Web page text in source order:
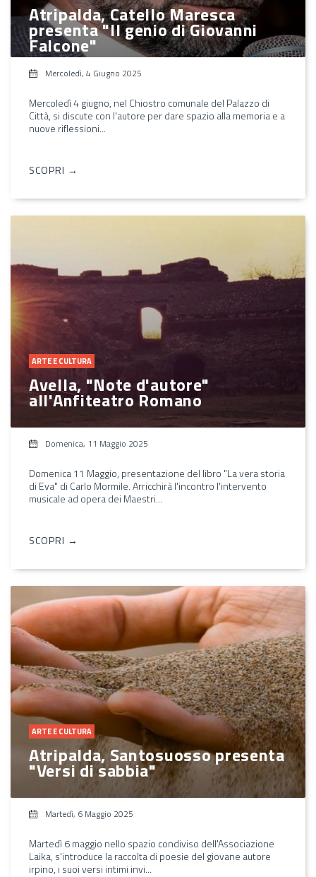
Atripalda, Catello Maresca
presenta "Il genio di Giovanni
Falcone"
Mercoledì, 4 Giugno 2025
Mercoledì 4 giugno, nel Chiostro comunale del Palazzo di
Città, si discute con l'autore per dare spazio alla memoria e a
nuove riflessioni...
SCOPRI →
ARTE E CULTURA
Avella, "Note d'autore"
all'Anfiteatro Romano
Domenica, 11 Maggio 2025
Domenica 11 Maggio, presentazione del libro "La vera storia
di Eva" di Carlo Mormile. Arricchirà l'incontro l'intervento
musicale ad opera dei Maestri...
SCOPRI →
ARTE E CULTURA
Atripalda, Santosuosso presenta
"Versi di sabbia"
Martedì, 6 Maggio 2025
Martedì 6 maggio nello spazio condiviso dell'Associazione
Laika, s'introduce la raccolta di poesie del giovane autore
irpino, i suoi versi intimi invi...